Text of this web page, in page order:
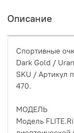
Описание
Спортивные
Dark Gold /
SKU / Артикул
470.
МОДЕЛЬ
Модель